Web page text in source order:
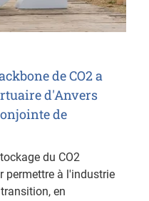
de CO2 a
d'Anvers
de
du CO2
permettre à l'industrie
en